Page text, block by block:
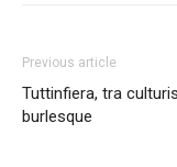
Previous article
Tuttinfiera, tra
burlesque